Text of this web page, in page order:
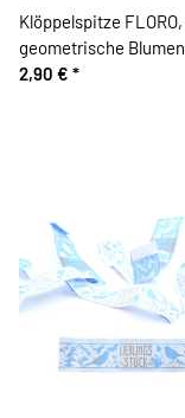
Klöppelspitze FLORO,
geometrische Blumen
2,90 € *